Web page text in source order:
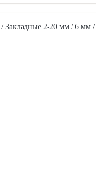
/Закладные 2-20 мм /6 мм /